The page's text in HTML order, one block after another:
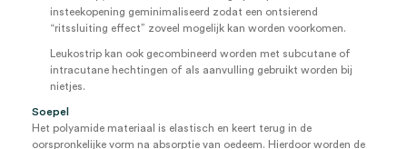
insteekopening geminimaliseerd zodat een ontsierend
“ritssluiting effect” zoveel mogelijk kan worden voorkomen.
Leukostrip kan ook gecombineerd worden met subcutane of
intracutane hechtingen of als aanvulling gebruikt worden bij
nietjes.
Soepel
Het polyamide materiaal is elastisch en keert terug in de
oorspronkelijke vorm na absorptie van oedeem. Hierdoor worden de